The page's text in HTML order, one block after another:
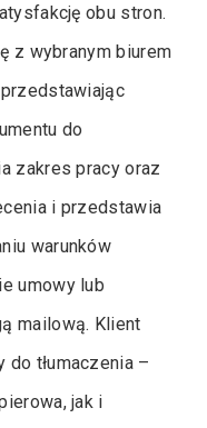
obu stron.
z wybranym biurem
do
zakres pracy oraz
i przedstawia
warunków
umowy lub
mailową. Klient
tłumaczenia –
jak i